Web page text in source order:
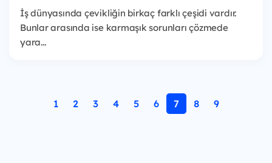
İş dünyasında çevikliğin birkaç farklı çeşidi vardır.
Bunlar arasında ise karmaşık sorunları çözmede
yara...
1 2 3 4 5 6 7 8 9